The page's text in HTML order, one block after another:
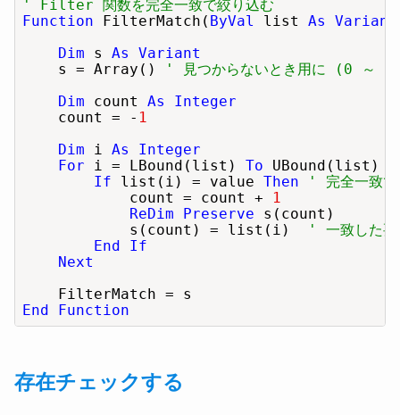
' Filter 関数を完全一致で絞り込む
Function FilterMatch( ByVal list As Variant
Dim s As Variant
    s = Array()
' 見つからないとき用に (0 ～ -
Dim count As Integer
    count = -
1
Dim i As Integer
For i = LBound(list) To UBound(list)
If list(i) = value Then
' 完全一致で
            count = count +
1
ReDim Preserve s(count)
            s(count) = list(i)
' 一致した要
End If
Next
End Function
存在チェックする